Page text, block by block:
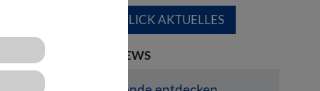
ÜBERBLICK AKTUELLES
LETZTE NEWS